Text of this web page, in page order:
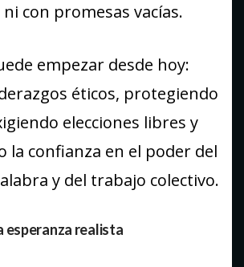
con promesas vacías.
empezar desde hoy:
éticos, protegiendo
elecciones libres y
la confianza en el poder del
y del trabajo colectivo.
esperanza realista